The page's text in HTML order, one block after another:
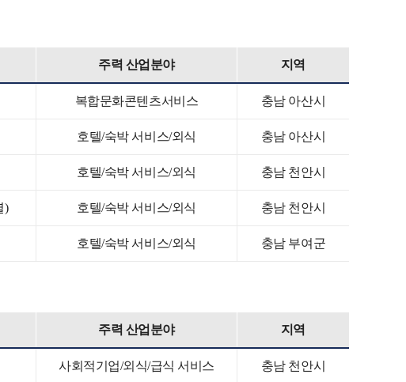
주력 산업분야 지역
복합문화콘텐츠서비스 충남 아산시
호텔/숙박 서비스/외식 충남 아산시
호텔/숙박 서비스/외식 충남 천안시
) 호텔/숙박 서비스/외식 충남 천안시
호텔/숙박 서비스/외식 충남 부여군
주력 산업분야 지역
사회적기업/외식/급식 서비스 충남 천안시